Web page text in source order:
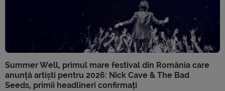
Summer Well, primul mare festival din România care
anunță artiști pentru 2026: Nick Cave & The Bad
Seeds, primii headlineri confirmați